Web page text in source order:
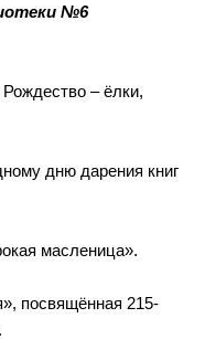
№6
– ёлки,
дню дарения книг
масленица».
посвящённая 215-